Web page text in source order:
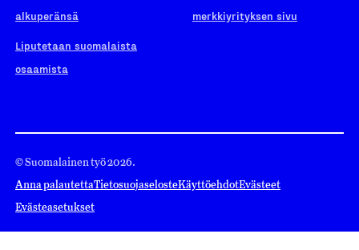
alkuperänsä
Liputetaan suomalaista
osaamista
merkkiyrityksen sivu
© Suomalainen työ 2026.
Anna palautettaTietosuojaselosteKäyttöehdotEvästeet
Evästeasetukset